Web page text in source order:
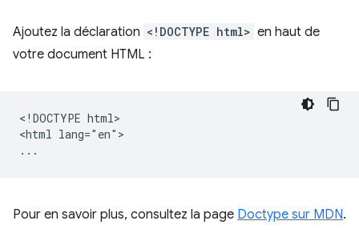
Ajoutez la déclaration <!DOCTYPE html> en haut de
votre document HTML :
<!DOCTYPE html>
<html lang="en">
Pour en savoir plus, consultez la page Doctype sur MDN.